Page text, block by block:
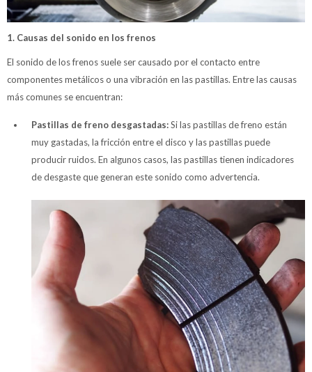
1. Causas del sonido en los frenos
El sonido de los frenos suele ser causado por el contacto entre
componentes metálicos o una vibración en las pastillas. Entre las causas
más comunes se encuentran:
Pastillas de freno desgastadas:Si las pastillas de freno están
muy gastadas, la fricción entre el disco y las pastillas puede
producir ruidos. En algunos casos, las pastillas tienen indicadores
de desgaste que generan este sonido como advertencia.